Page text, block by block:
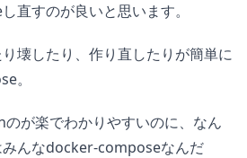
直すのが良いと思います。
壊したり、作り直したりが簡単に
。
が楽でわかりやすいのに、なん
みんなdocker-composeなんだ